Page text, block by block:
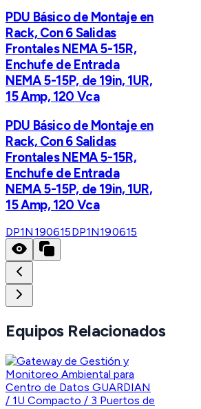
PDU Básico de Montaje en
Rack, Con 6 Salidas
Frontales NEMA 5-15R,
Enchufe de Entrada
NEMA 5-15P, de 19in, 1UR,
15 Amp, 120 Vca
PDU Básico de Montaje en
Rack, Con 6 Salidas
Frontales NEMA 5-15R,
Enchufe de Entrada
NEMA 5-15P, de 19in, 1UR,
15 Amp, 120 Vca
DP1N190615DP1N190615
Equipos Relacionados